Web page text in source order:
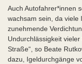
Auch Autofahrer*innen
wachsam sein, da viele
zunehmende
Undurchlässigkeit
Straße“, so Beate
dazu, Igeldurchgänge